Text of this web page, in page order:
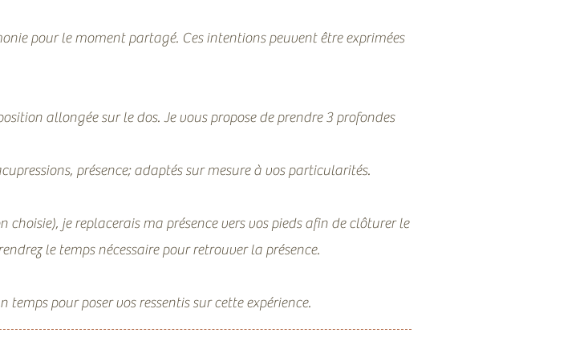
pour le moment partagé. Ces intentions peuvent être exprimées
allongée sur le dos. Je vous propose de prendre 3 profondes
présence; adaptéssur mesure à vos particularités.
je replacerais ma présence vers vos pieds afin de clôturer le
le temps nécessaire pour retrouver la présence.
pour poser vos ressentis sur cette expérience.